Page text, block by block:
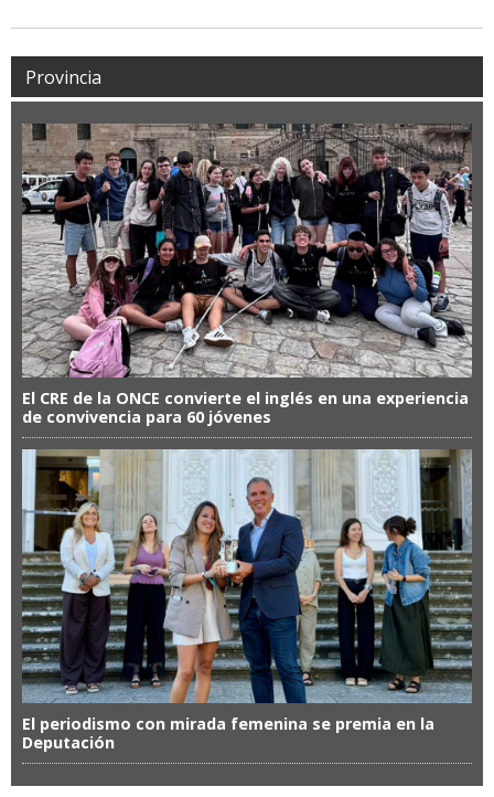
Provincia
El CRE de la ONCE convierte el inglés en una experiencia
de convivencia para 60 jóvenes
El periodismo con mirada femenina se premia en la
Deputación